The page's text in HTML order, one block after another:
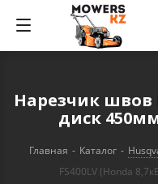
Нарезчик швов
диск
Главная - Каталог -
FS400LV (Honda